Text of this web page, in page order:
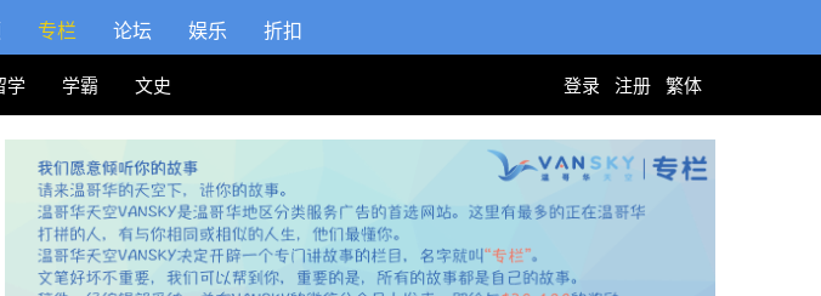
专栏 论坛 娱乐 折扣
学 学霸 文史 登录 注册 繁体